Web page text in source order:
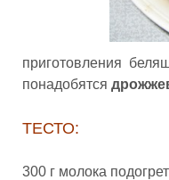
приготовления
понадобятся
ТЕСТО:
300 г молока